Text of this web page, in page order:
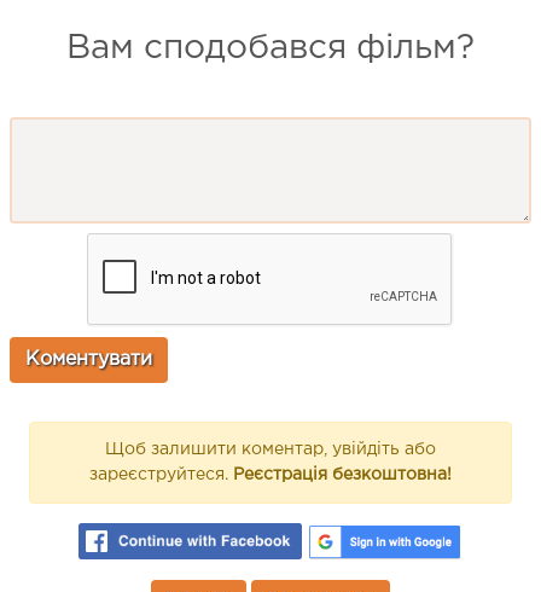
Вам сподобався фільм?
Щоб залишити коментар, увійдіть або
зареєструйтеся. Реєстрація безкоштовна!